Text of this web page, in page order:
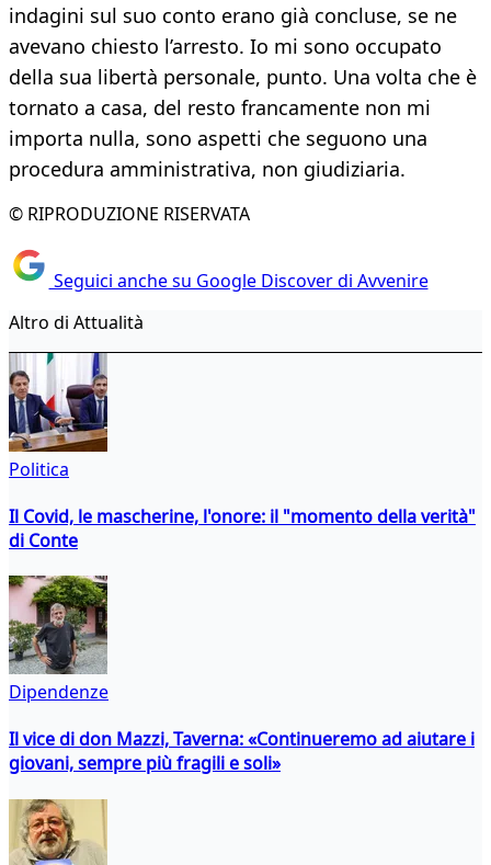
indagini sul suo conto erano già concluse, se ne
avevano chiesto l’arresto. Io mi sono occupato
della sua libertà personale, punto. Una volta che è
tornato a casa, del resto francamente non mi
importa nulla, sono aspetti che seguono una
procedura amministrativa, non giudiziaria.
© RIPRODUZIONE RISERVATA
Seguici anche su Google Discover di Avvenire
Altro di Attualità
Politica
Il Covid, le mascherine, l'onore: il "momento della verità"
di Conte
Dipendenze
Il vice di don Mazzi, Taverna: «Continueremo ad aiutare i
giovani, sempre più fragili e soli»